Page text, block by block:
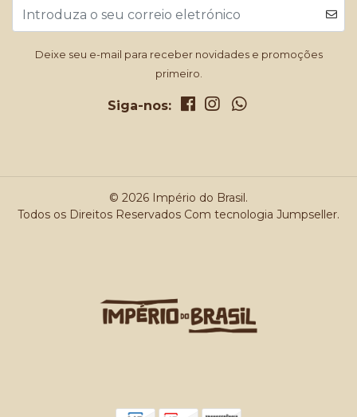
Deixe seu e-mail para receber novidades e promoções
primeiro.
Siga-nos:
© 2026 Império do Brasil.
Todos os Direitos Reservados Com tecnologia Jumpseller.